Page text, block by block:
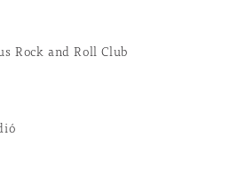
Rock and Roll Club